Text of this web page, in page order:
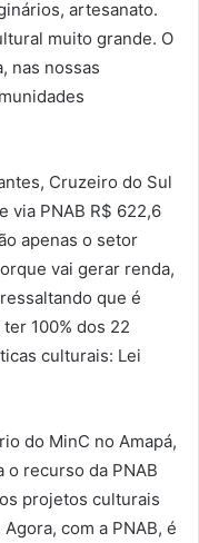
artesanato.
muito grande. O
nas nossas
Cruzeiro do Sul
via PNAB R$ 622,6
apenas o setor
vai gerar renda,
que é
100% dos 22
culturais: Lei
do MinC no Amapá,
o recurso da PNAB
projetos culturais
com a PNAB, é